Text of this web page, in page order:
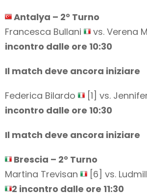
Antalya – 2° Turno
Francesca Bullani
vs. Verena
incontro dalle ore 10:30
Il match deve ancora iniziare
Federica Bilardo
[1] vs.
incontro dalle ore 10:30
Il match deve ancora iniziare
Brescia – 2° Turno
Martina Trevisan
[6] vs.
2 incontro dalle ore 11:30